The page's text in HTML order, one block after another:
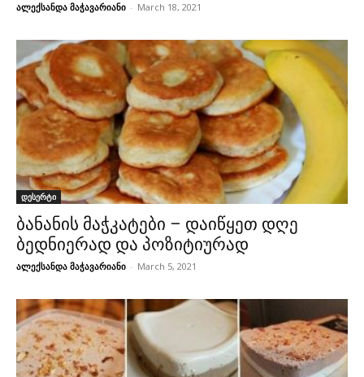
ალექსანდა მაჭავარიანი - March 18, 2021
დესერტი
ბანანის მაჭკატები – დაიწყეთ დღე
ბედნიერად და პოზიტიურად
ალექსანდა მაჭავარიანი - March 5, 2021